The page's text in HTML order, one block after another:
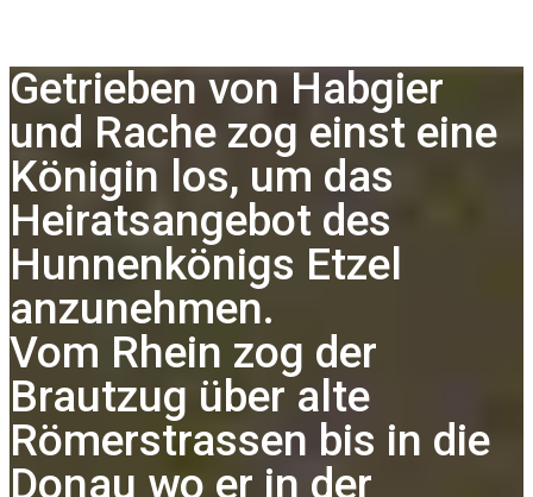
Getrieben von Habgier
und Rache zog einst eine
Königin los, um das
Heiratsangebot des
Hunnenkönigs Etzel
anzunehmen.
Vom Rhein zog der
Brautzug über alte
Römerstrassen bis in die
Donau wo er in der